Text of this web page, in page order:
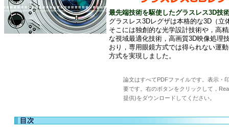
最先端技術を駆使したグラスレス3D技
グラスレス3Dレグザは本格的な3D（
そこには独創的な光学設計技術や，高
な視域最適化技術，高画質3D映像処理
おり，専用眼鏡方式では得られない運
方式を実現しました。
論文はすべてPDFファイルです。表示・
要です。右のボタンをクリックして，
提供)をダウンロードしてください。